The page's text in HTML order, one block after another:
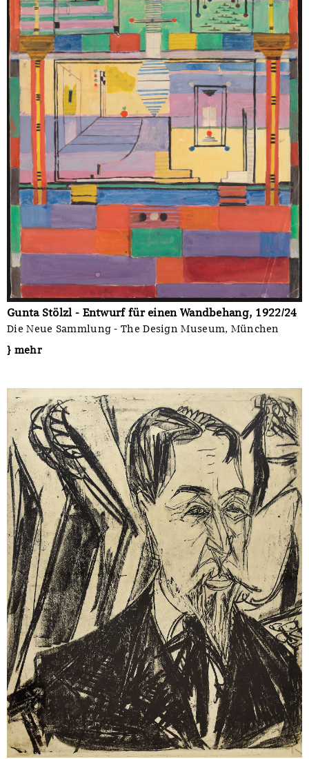
Gunta Stölzl - Entwurf für einen Wandbehang, 1922/24
Die Neue Sammlung - The Design Museum, München
} mehr